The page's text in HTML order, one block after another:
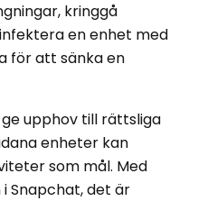
kringgå
en enhet med
för att sänka en
upphov till rättsliga
enheter kan
som mål. Med
i Snapchat, det är